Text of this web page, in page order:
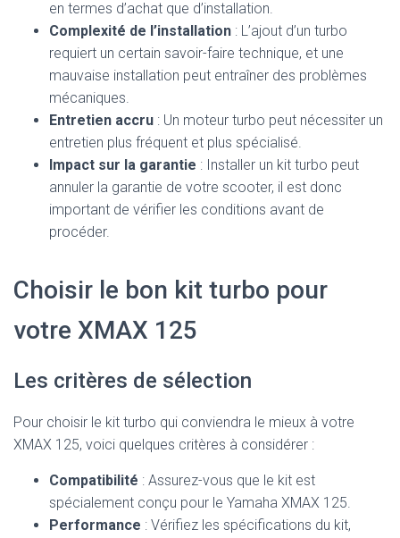
en termes d’achat que d’installation.
Complexité de l’installation : L’ajout d’un turbo
requiert un certain savoir-faire technique, et une
mauvaise installation peut entraîner des problèmes
mécaniques.
Entretien accru : Un moteur turbo peut nécessiter un
entretien plus fréquent et plus spécialisé.
Impact sur la garantie : Installer un kit turbo peut
annuler la garantie de votre scooter, il est donc
important de vérifier les conditions avant de
procéder.
Choisir le bon kit turbo pour
votre XMAX 125
Les critères de sélection
Pour choisir le kit turbo qui conviendra le mieux à votre
XMAX 125, voici quelques critères à considérer :
Compatibilité : Assurez-vous que le kit est
spécialement conçu pour le Yamaha XMAX 125.
Performance : Vérifiez les spécifications du kit,